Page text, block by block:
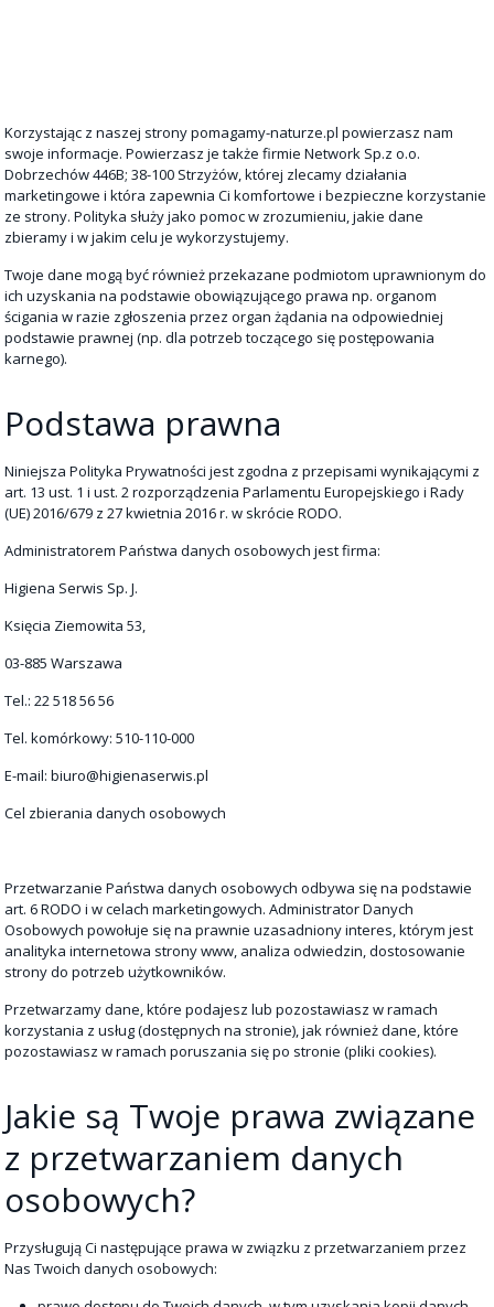
Korzystając z naszej strony pomagamy-naturze.pl powierzasz nam
swoje informacje. Powierzasz je także firmie Network Sp.z o.o.
Dobrzechów 446B; 38-100 Strzyżów, której zlecamy działania
marketingowe i która zapewnia Ci komfortowe i bezpieczne korzystanie
ze strony. Polityka służy jako pomoc w zrozumieniu, jakie dane
zbieramy i w jakim celu je wykorzystujemy.
Twoje dane mogą być również przekazane podmiotom uprawnionym do
ich uzyskania na podstawie obowiązującego prawa np. organom
ścigania w razie zgłoszenia przez organ żądania na odpowiedniej
podstawie prawnej (np. dla potrzeb toczącego się postępowania
karnego).
Podstawa prawna
Niniejsza Polityka Prywatności jest zgodna z przepisami wynikającymi z
art. 13 ust. 1 i ust. 2 rozporządzenia Parlamentu Europejskiego i Rady
(UE) 2016/679 z 27 kwietnia 2016 r. w skrócie RODO.
Administratorem Państwa danych osobowych jest firma:
Higiena Serwis Sp. J.
Księcia Ziemowita 53,
03-885 Warszawa
Tel.: 22 518 56 56
Tel. komórkowy: 510-110-000
E-mail: biuro@higienaserwis.pl
Cel zbierania danych osobowych
Przetwarzanie Państwa danych osobowych odbywa się na podstawie
art. 6 RODO i w celach marketingowych. Administrator Danych
Osobowych powołuje się na prawnie uzasadniony interes, którym jest
analityka internetowa strony www, analiza odwiedzin, dostosowanie
strony do potrzeb użytkowników.
Przetwarzamy dane, które podajesz lub pozostawiasz w ramach
korzystania z usług (dostępnych na stronie), jak również dane, które
pozostawiasz w ramach poruszania się po stronie (pliki cookies).
Jakie są Twoje prawa związane
z przetwarzaniem danych
osobowych?
Przysługują Ci następujące prawa w związku z przetwarzaniem przez
Nas Twoich danych osobowych: